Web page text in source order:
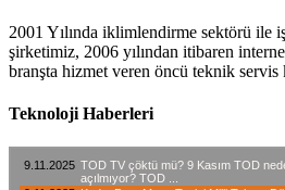
2001 Yılında iklimlendirme sektörü ile
şirketimiz, 2006 yılından itibaren
branşta hizmet veren öncü teknik servis
Teknoloji Haberleri